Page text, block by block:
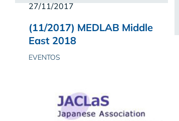
27/11/2017
(11/2017) MEDLAB Middle
East 2018
EVENTOS